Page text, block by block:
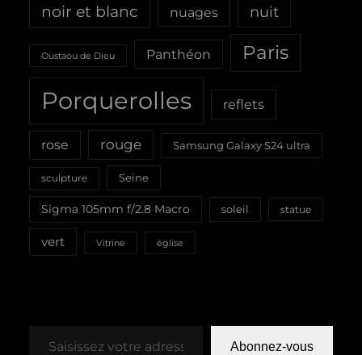
noir et blanc nuages nuit
Oustaou de Dieu Panthéon Paris
Porquerolles reflets
rose rouge Samsung Galaxy S24 ultra
sculpture Seine
Sigma 105mm f/2.8 Macro soleil statue
vert Vitrine église
Abonnez-vous